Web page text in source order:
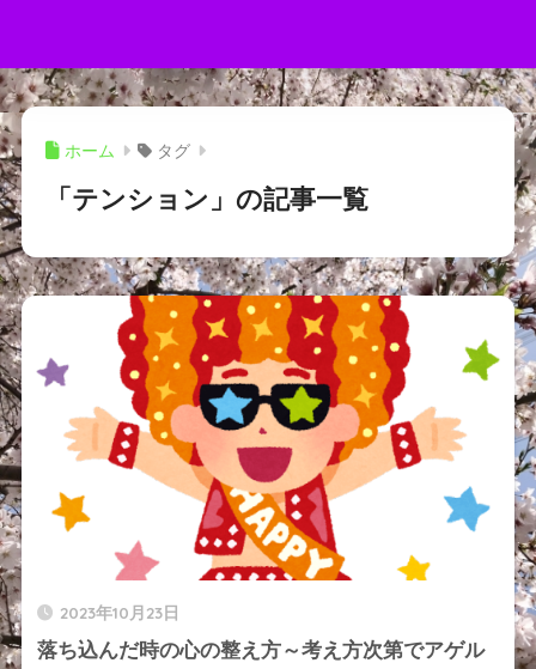
ホーム タグ
「テンション」の記事一覧
2023年10月23日
落ち込んだ時の心の整え方～考え方次第でアゲル